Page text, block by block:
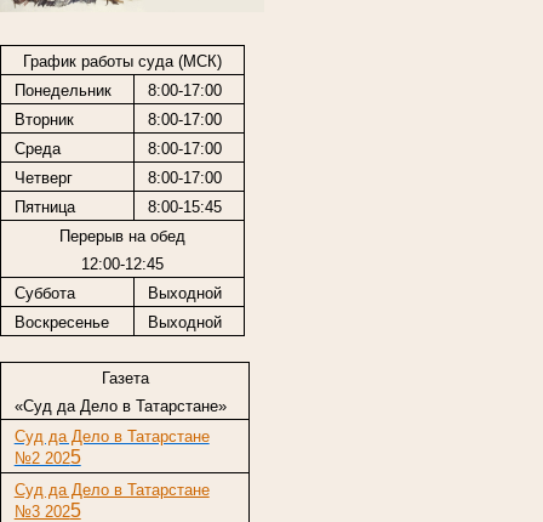
График работы суда (МСК)
Понедельник
8:00-17:00
Вторник
8:00-17:00
Среда
8:00-17:00
Четверг
8:00-17:00
Пятница
8:00-15:45
Перерыв на обед
12:00-12:45
Суббота
Выходной
Воскресенье
Выходной
Газета
«Суд да Дело в Татарстане»
Суд да Дело в Татарстане
№2 2025
Суд да Дело в Татарстане
№3 2025